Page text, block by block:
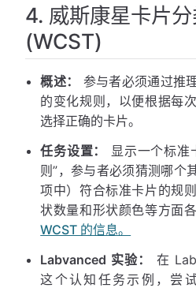
4. 威斯康星卡片
(WCST)
概述：
参与者必须通过推
的变化规则，以便根据每
选择正确的卡片。
任务设置：
显示一个标准
则”，参与者必须猜测哪个
项中）符合标准卡片的规
状数量和形状颜色等方面各
WCST 的信息。
Labvanced 实验：
在
这个认知任务示例，尝